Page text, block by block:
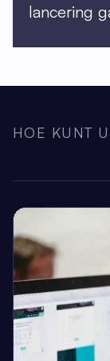
lancering
HOE KUNT